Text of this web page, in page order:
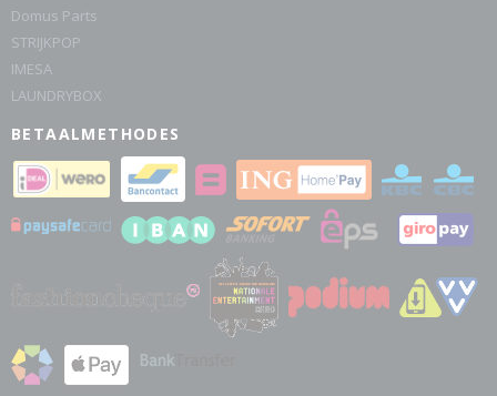
Domus Parts
STRIJKPOP
IMESA
LAUNDRYBOX
BETAALMETHODES